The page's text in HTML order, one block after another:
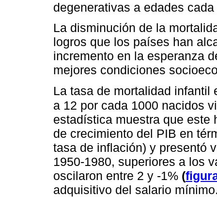
degenerativas a edades
La disminución de la
logros que los países han
incremento en la esperanza
mejores condiciones
La tasa de mortalidad infantil
a 12 por cada 1000 nacidos
estadística muestra que este
de crecimiento del PIB en
tasa de inflación) y presentó
1950-1980, superiores a los
oscilaron entre 2 y -1% (
adquisitivo del salario